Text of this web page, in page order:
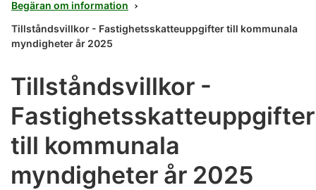
Begäran om information
Tillståndsvillkor - Fastighetsskatteuppgifter till kommunala
myndigheter år 2025
Tillståndsvillkor -
Fastighetsskatteuppgifter
till kommunala
myndigheter år 2025